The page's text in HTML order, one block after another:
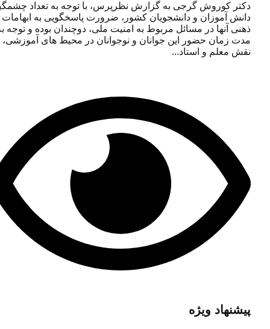
دکتر کوروش گرجی به گزارش نظرپرس، با توجه به تعداد چشمگیر
دانش آموزان و دانشجویان کشور، ضرورت پاسخگویی به ابهامات
ذهنی آنها در مسائل مربوط به امنیت ملی، دوچندان بوده و توجه به
مدت زمان حضور این جوانان و نوجوانان در محیط های آموزشی،
نقش معلم و استاد...
پیشنهاد ویژه